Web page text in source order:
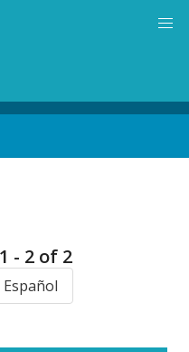
- 2 of 2
Español